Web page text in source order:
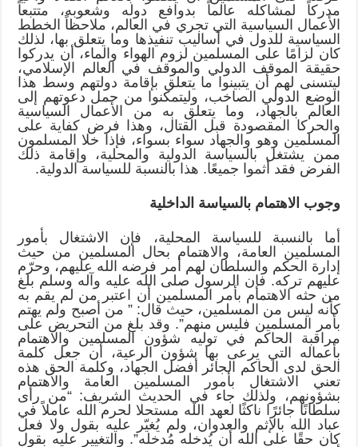
مدركاً لمشاكله عالماً بدوافع دوله وشعوبه، متتبعاً
الأعمال السياسية التي تجري في العالم، ملاحظاً الخطط
السياسية للدول في أساليب تنفيذها وما يتعلق بها، لذلك
كان لزامًا على المسلمين لزوم الهواء والماء، أن يدركوا
حقيقة الموقف الدولي والموقف في العالم الإسلامي،
ليتسنى لهم أن يتبينوا ما يتعلق بإقامة دولتهم وسط هذا
الوضع الدولي الصاخب، وليتمكنوا من حمل دعوتهم إلى
العالم بالجهاد، وما يتعلق به من الأعمال السياسية
والحركا المقصودة قبل القتال، وهذا فرض كفاية على
المسلمين وهو والجهاد سواء بسواء، فإذا خلا المسلمون
ممن يشتغل بالسياسة الدولية والمحلية، وإقامة ذلك
الفرض فقد أثموا جميعًا. هذا بالنسبة للسياسة الدولية.
وجوب الاهتمام بالسياسة الداخلية
أما بالنسبة للسياسة المحلية، فإن الاشتغال بأمور
المسلمين العامة، والاهتمام بحال المسلمين من حيث
إدارة الحكم والسلطان لهم أمر فرضه الله عليهم، وحرّم
عليهم تركه. فإن الرسول صلى الله عليه وآله وسلم بلغ
من حثه الاهتمام بأمر المسلمين أن اعتبر من لم يقم به
كأنه ليس من المسلمين، حيث قال: ” من أصبح ولم يهتم
بأمر المسلمين فليس منهم”. وقد بلغ من التحريض على
مراقبة الحاكم في توليه شؤون المسلمين والاهتمام
بأعماله التي يرعى بها شؤون الرعية، أن جعل كلمة
الحق لدى الحاكم الجائر أفضل الجهاد، وكلمة الحق هذه
تعني الاشتغال بأمور المسلمين العامة والاهتمام
بشؤونهم، ولذلك جاء في الحديث الشريف: “من رأى
سلطانًا جائرًا ناكثًا لعهد الله مستحلا لحرم الله عاملاً في
عباد الله بالإثم والعدوان، ولم يُغيّر عليه بقول ولا فعل
كان حقًا على الله أن يُدخله مُدخله”. والتغيير عليه بقول